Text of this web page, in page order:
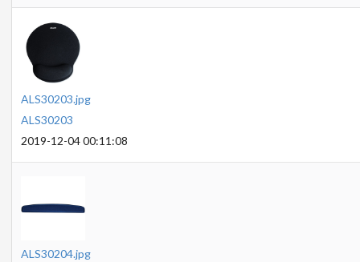
ALS30203.jpg
ALS30203
2019-12-04 00:11:08
ALS30204.jpg